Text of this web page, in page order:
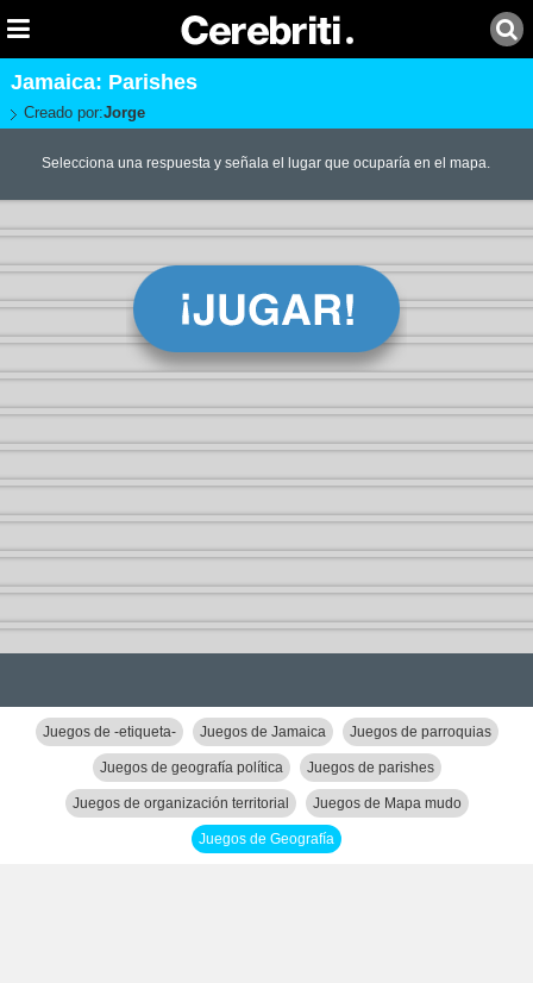
Jamaica: Parishes
Creado por:Jorge
Selecciona una respuesta y señala el lugar que ocuparía en el mapa.
Juegos de -etiqueta- Juegos de Jamaica Juegos de parroquias
Juegos de geografía política Juegos de parishes
Juegos de organización territorial Juegos de Mapa mudo
Juegos de Geografía